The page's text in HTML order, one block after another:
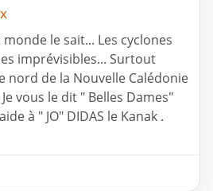
le sait... Les cyclones
imprévisibles... Surtout
nord de la Nouvelle Calédonie
vous le dit " Belles Dames"
à " JO" DIDAS le Kanak .